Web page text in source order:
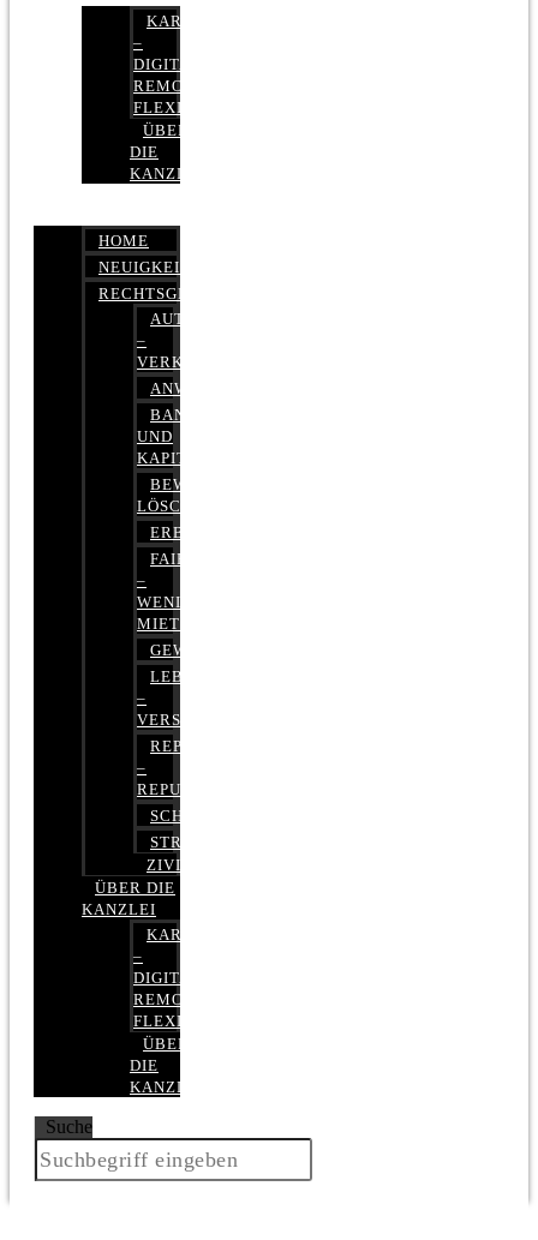
KARRIERE
–
DIGITAL,
REMOTE,
FLEXIBEL
ÜBER
DIE
KANZLEI
HOME
NEUIGKEITEN
RECHTSGEBIETE
AUTOBETRUG
–
VERKEHRSRECHT
ANWALTSHAFTUNGSRECHT
BANK-
UND
KAPITALMARKTRECHT
BEWERTUNGEN
LÖSCHEN
ERBRECHT
FAIRMIETEN
–
WENIGER
MIETE
GEWERBERECHT
LEBENSVERSICHERUNG
–
VERSICHERUNGSRECHT
REPUTATIONSRECHT
–
REPUTATIONSMANAGEMENT
SCHUFARECHT
STRAFRECHT
ZIVILRECHT
ÜBER DIE
KANZLEI
KARRIERE
–
DIGITAL,
REMOTE,
FLEXIBEL
ÜBER
DIE
KANZLEI
Suche